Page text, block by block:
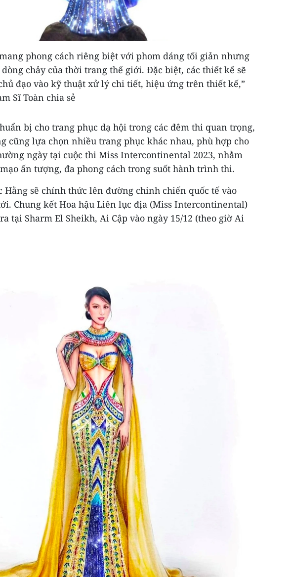
phong cách riêng biệt với phom dáng tối giản nhưng
chảy của thời trang thế giới. Đặc biệt, các thiết kế sẽ
đạo vào kỹ thuật xử lý chi tiết, hiệu ứng trên thiết kế,”
Sĩ Toàn chia sẻ
bị cho trang phục dạ hội trong các đêm thi quan trọng,
cũng lựa chọn nhiều trang phục khác nhau, phù hợp cho
ngày tại cuộc thi Miss Intercontinental 2023, nhằm
ấn tượng, đa phong cách trong suốt hành trình thi.
Hằng sẽ chính thức lên đường chinh chiến quốc tế vào
Chung kết Hoa hậu Liên lục địa (Miss Intercontinental)
tại Sharm El Sheikh, Ai Cập vào ngày 15/12 (theo giờ Ai